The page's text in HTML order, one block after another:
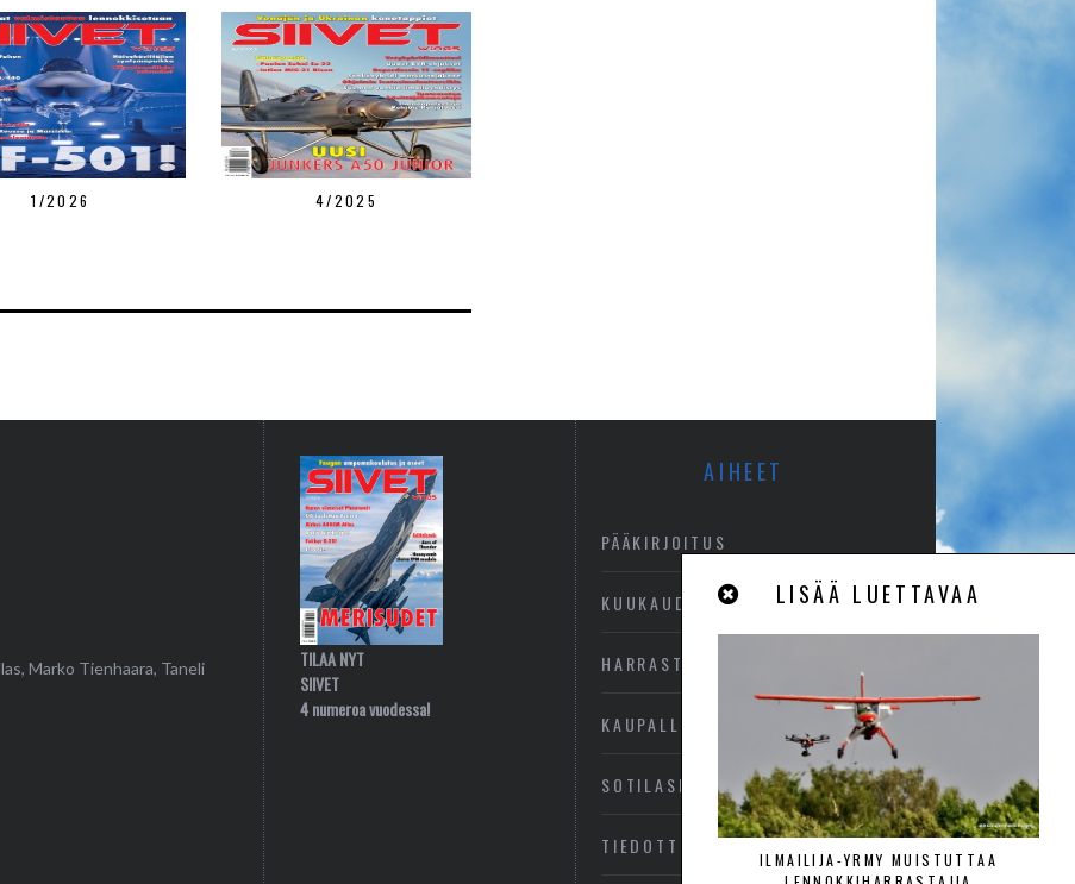
1/2026 4/2025
LISÄÄ LUETTAVAA
ILMAILIJA-YRMY MUISTUTTAA
Marko Tienhaara, Taneli
TILAA NYT
SIIVET
4 numeroa vuodessa!
AIHEET
PÄÄKIRJOITUS
KUUKAUDEN KUVA
HARRASTEILMAILU
KAUPALLINEN ILMAILU
SOTILASILMAILU
TIEDOTTEET